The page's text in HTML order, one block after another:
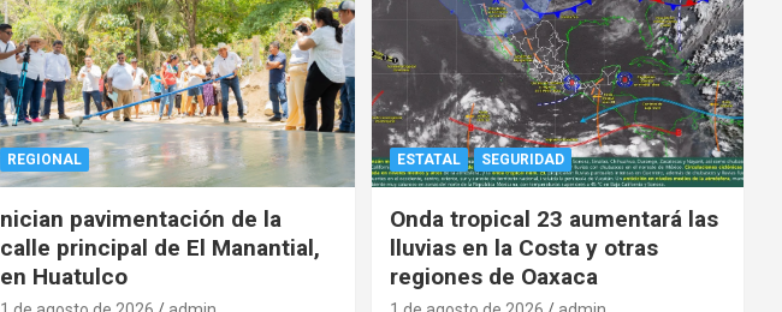
REGIONAL
nician pavimentación de la
calle principal de El Manantial,
en Huatulco
ESTATAL SEGURIDAD
Onda tropical 23 aumentará las
lluvias en la Costa y otras
regiones de Oaxaca